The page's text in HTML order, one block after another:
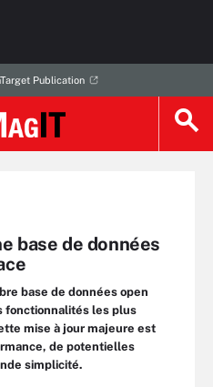
Publication
base de données
base de données open
fonctionnalités les plus
mise à jour majeure est
de potentielles
simplicité.